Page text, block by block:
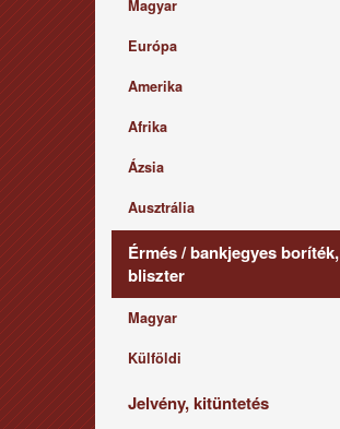
Magyar
Európa
Amerika
Afrika
Ázsia
Ausztrália
Érmés / bankjegyes boríték,
bliszter
Magyar
Külföldi
Jelvény, kitüntetés